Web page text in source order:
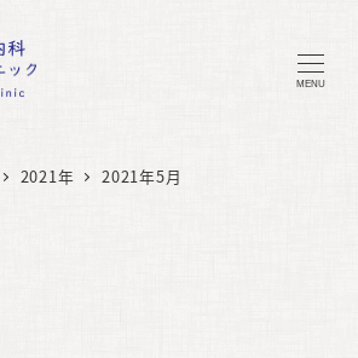
MENU
2021年 2021年5月